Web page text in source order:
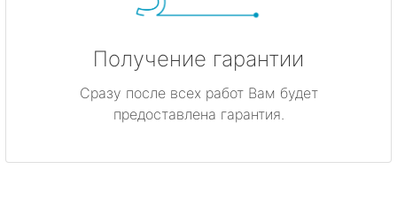
Получение гарантии
Сразу после всех работ Вам будет
предоставлена гарантия.